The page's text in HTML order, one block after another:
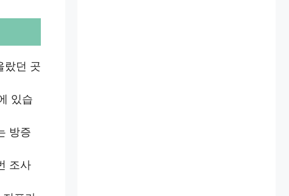
랐던 곳
있습
방증
조사